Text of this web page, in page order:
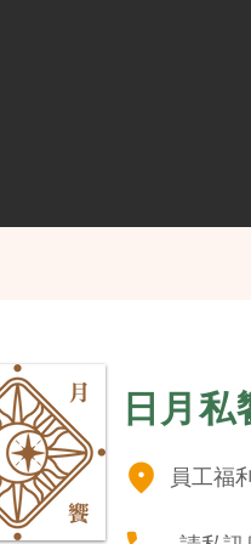
日月私
員工福